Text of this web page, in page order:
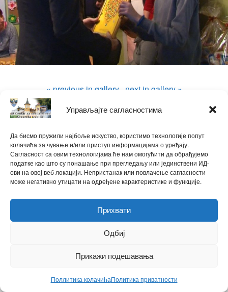
Управљајте сагласностима
Да бисмо пружили најбоље искуство, користимо технологије попут
колачића за чување и/или приступ информацијама о уређају.
Сагласност са овим технологијама ће нам омогућити да обрађујемо
податке као што су понашање при прегледању или јединствени ИД-
ови на овој веб локацији. Непристанак или повлачење сагласности
може негативно утицати на одређене карактеристике и функције.
Прихвати
Одбиј
Прикажи подешавања
Поллитика колачићаПолитика приватности
« previous in gallery next in gallery »
ћирилица|latinica
WPtouch Mobile Suite for WordPress
Back to top